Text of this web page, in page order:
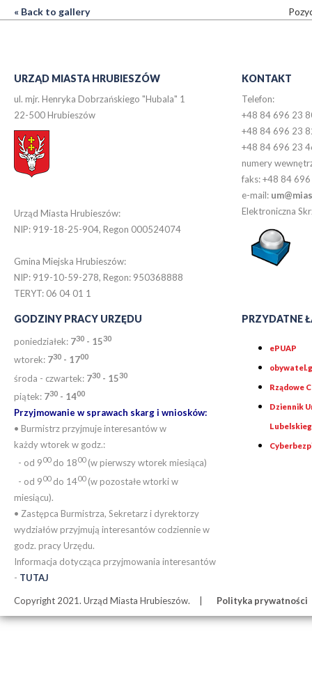
« Back to gallery
URZĄD MIASTA HRUBIESZÓW
ul. mjr. Henryka Dobrzańskiego "Hubala" 1
22-500 Hrubieszów
Urząd Miasta Hrubieszów:
NIP: 919-18-25-904, Regon 000524074
Gmina Miejska Hrubieszów:
NIP: 919-10-59-278, Regon: 950368888
TERYT: 06 04 01 1
KONTAKT
Telefon:
+48 84 696 23
+48 84 696 23
+48 84 696 23
numery
faks: +48 84
e-mail:
Elektroniczna
GODZINY PRACY URZĘDU
poniedziałek: 730 - 1530
wtorek: 730 - 1700
środa - czwartek: 730 - 1530
piątek: 730 - 1400
Przyjmowanie w sprawach skarg i wniosków:
• Burmistrz przyjmuje interesantów w
każdy wtorek w godz.:
- od 900do 1800(w pierwszy wtorek miesiąca)
- od 900do 1400(w pozostałe wtorki w
miesiącu).
• Zastępca Burmistrza, Sekretarz i dyrektorzy
wydziałów przyjmują interesantów codziennie w
godz. pracy Urzędu.
Informacja dotycząca przyjmowania interesantów
- TUTAJ
PRZYDATNE
ePUAP
Rządowe
Dziennik
Copyright 2021. Urząd Miasta Hrubieszów. Polityka prywatności